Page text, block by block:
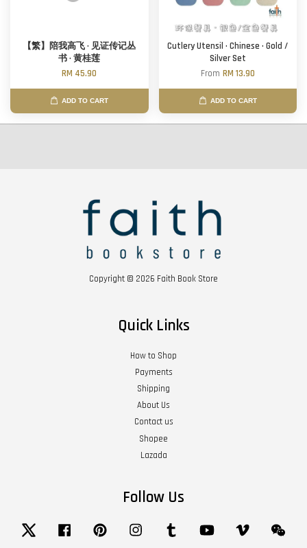
【繁】陪我高飞 · 见证传记丛
书 · 黄桂莲
RM 45.90
ADD TO CART
Cutlery Utensil · Chinese · Gold /
Silver Set
From RM 13.90
ADD TO CART
Copyright © 2026 Faith Book Store
Quick Links
How to Shop
Payments
Shipping
About Us
Contact us
Shopee
Lazada
Follow Us
Twitter Facebook Pinterest Instagram Tumblr YouTube Vimeo